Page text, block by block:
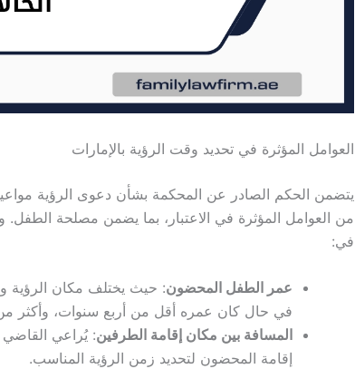
العوامل المؤثرة في تحديد وقت الرؤية بالإمارات
يتضمن الحكم الصادر عن المحكمة بشأن دعوى الرؤية مواعيد
من العوامل المؤثرة في الاعتبار، بما يضمن مصلحة
في:
عمر الطفل المحضون: حيث يختلف مكان الرؤية
في حال كان عمره أقل من أربع سنوات، وأكثر
المسافة بين مكان إقامة الطرفين: يُراعي
إقامة المحضون لتحديد زمن الرؤية المناسب.